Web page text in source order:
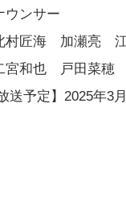
ウンサー
村匠海 加瀬亮
和也 戸田菜穂
予定】2025年3